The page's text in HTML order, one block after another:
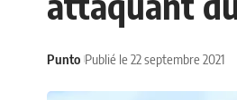
Punto Publié le 22 septembre 2021